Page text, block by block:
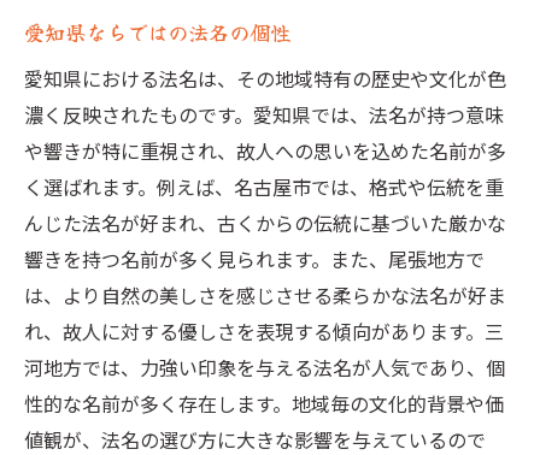
愛知県ならではの法名の個性
愛知県における法名は、その地域特有の歴史や文化が色
濃く反映されたものです。愛知県では、法名が持つ意味
や響きが特に重視され、故人への思いを込めた名前が多
く選ばれます。例えば、名古屋市では、格式や伝統を重
んじた法名が好まれ、古くからの伝統に基づいた厳かな
響きを持つ名前が多く見られます。また、尾張地方で
は、より自然の美しさを感じさせる柔らかな法名が好ま
れ、故人に対する優しさを表現する傾向があります。三
河地方では、力強い印象を与える法名が人気であり、個
性的な名前が多く存在します。地域毎の文化的背景や価
値観が、法名の選び方に大きな影響を与えているので